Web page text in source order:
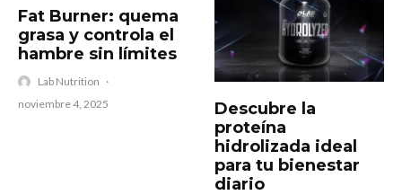
Fat Burner: quema
grasa y controla el
hambre sin límites
Lab Nutrition ·
noviembre 4, 2025
Descubre la
proteína
hidrolizada ideal
para tu bienestar
diario